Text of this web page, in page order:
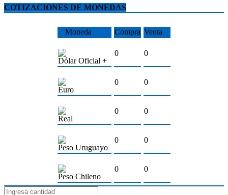
COTIZACIONES DE MONEDAS
Moneda Compra Venta
Dólar Oficial +
0 0
Euro
0 0
Real
0 0
Peso Uruguayo
0 0
Peso Chileno
0 0